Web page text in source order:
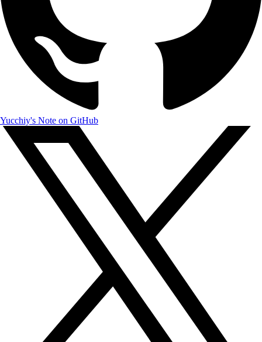
Yucchiy's Note on GitHub